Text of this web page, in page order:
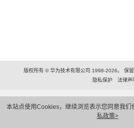
本站点使用Cookies，继续浏览表示您同意我们
私政策>
版权所有 © 华为技术有限公司 1998-2026。 保
隐私保护
法律声